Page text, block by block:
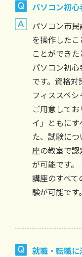
パソコン初
パソコン市
を操作した
ことができ
パソコン初
です。資格
フィススペ
ご用意して
イ」ともに
た、試験に
座の教室で
が可能です
講座のすべ
験が可能です。
就職・転職